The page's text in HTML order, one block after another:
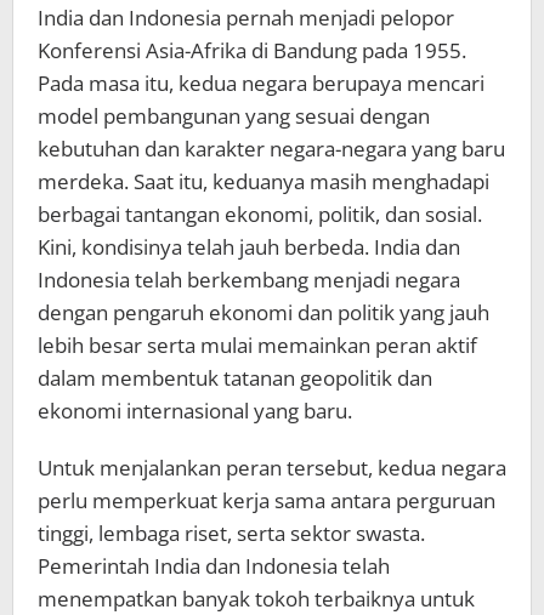
India dan Indonesia pernah menjadi pelopor
Konferensi Asia-Afrika di Bandung pada 1955.
Pada masa itu, kedua negara berupaya mencari
model pembangunan yang sesuai dengan
kebutuhan dan karakter negara-negara yang baru
merdeka. Saat itu, keduanya masih menghadapi
berbagai tantangan ekonomi, politik, dan sosial.
Kini, kondisinya telah jauh berbeda. India dan
Indonesia telah berkembang menjadi negara
dengan pengaruh ekonomi dan politik yang jauh
lebih besar serta mulai memainkan peran aktif
dalam membentuk tatanan geopolitik dan
ekonomi internasional yang baru.
Untuk menjalankan peran tersebut, kedua negara
perlu memperkuat kerja sama antara perguruan
tinggi, lembaga riset, serta sektor swasta.
Pemerintah India dan Indonesia telah
menempatkan banyak tokoh terbaiknya untuk